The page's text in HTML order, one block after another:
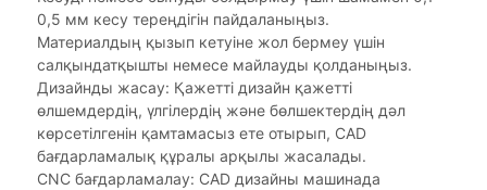
0,5 мм кесу тереңдігін пайдаланыңыз.
Материалдың қызып кетуіне жол бермеу үшін
салқындатқышты немесе майлауды қолданыңыз.
Дизайнды жасау: Қажетті дизайн қажетті
өлшемдердің, үлгілердің және бөлшектердің дәл
көрсетілгенін қамтамасыз ете отырып, CAD
бағдарламалық құралы арқылы жасалады.
CNC бағдарламалау: CAD дизайны машинада